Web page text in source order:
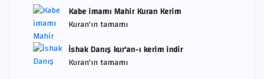
Kabe imamı Mahir Kuran Kerim
Kuran'ın tamamı
İshak Danış kur'an-ı kerim indir
Kuran'ın tamamı